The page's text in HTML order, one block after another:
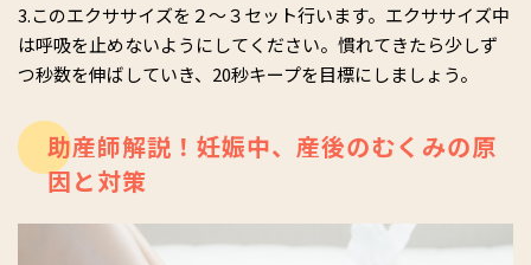
3.このエクササイズを２～３セット行います。エクササイズ中
は呼吸を止めないようにしてください。慣れてきたら少しず
つ秒数を伸ばしていき、20秒キープを目標にしましょう。
助産師解説！妊娠中、産後のむくみの原
因と対策